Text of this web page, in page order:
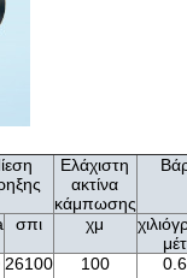
Ελάχιστη
ακτίνα
κάμπωσης
σπι χμ
26100 100